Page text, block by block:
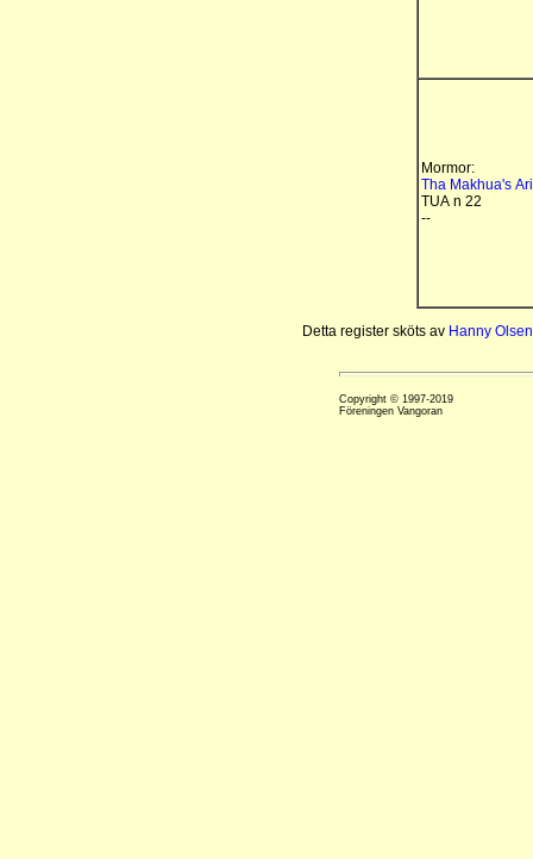
Mormor:
Tha Makhua's
TUA n 22
--
Detta register sköts av Hanny Olsen
Copyright © 1997-2019
Föreningen Vangoran